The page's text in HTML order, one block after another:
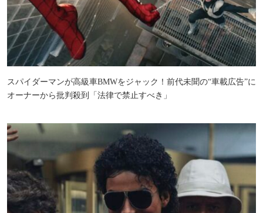
スパイダーマンが高級車BMWをジャック！前代未聞の“車載広告”に
オーナーから批判殺到「法律で禁止すべき」